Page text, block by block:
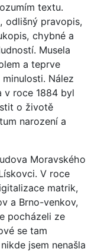
textu.
odlišný pravopis,
chybné a
Musela
a teprve
Nález
v roce 1884 byl
o životě
narození a
Moravského
V roce
matrik,
a Brno-venkov,
pocházeli ze
se tam
jsem nenašla